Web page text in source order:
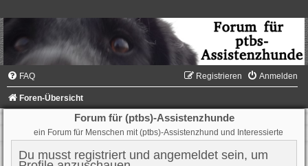
FAQ Anmelden
Registrieren
Foren-Übersicht
Forum für (ptbs)-Assistenzhunde
ein Forum für Menschen mit (ptbs)-Assistenzhund und Interessierte
Du musst registriert und angemeldet sein, um